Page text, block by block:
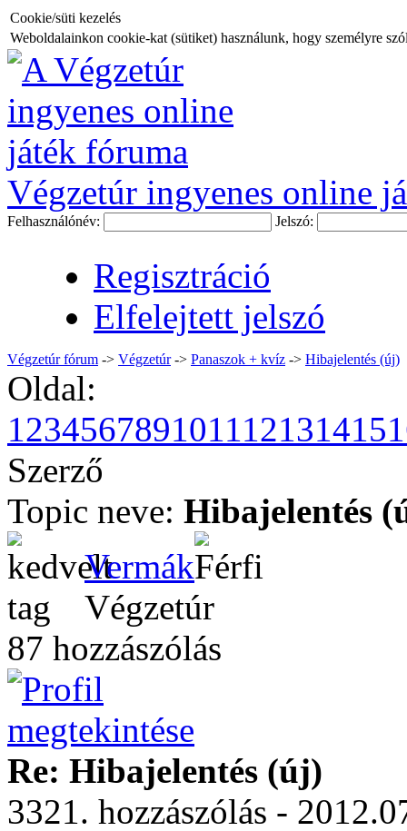
Cookie/süti kezelés
Weboldalainkon cookie-kat (sütiket) használunk, hogy személyre
Végzetúr ingyenes online
Felhasználónév: Jelszó:
Regisztráció
Elfelejtett jelszó
Végzetúr fórum -> Végzetúr-> Panaszok + kvíz -> Hibajelentés (új)
Oldal:
123456789101112131415
Szerző
Topic neve: Hibajelentés
Vermák
Végzetúr
87 hozzászólás
Re: Hibajelentés (új)
3321. hozzászólás -